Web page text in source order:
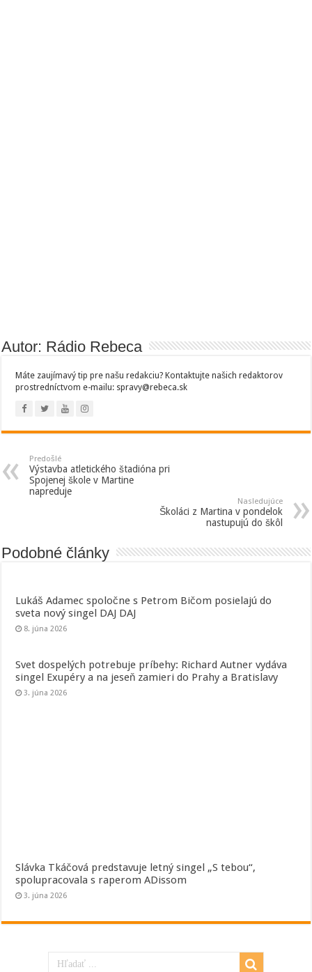
Autor: Rádio Rebeca
Máte zaujímavý tip pre našu redakciu? Kontaktujte našich redaktorov
prostredníctvom e-mailu: spravy@rebeca.sk
Predošlé
Výstavba atletického štadióna pri
Spojenej škole v Martine
napreduje
Nasledujúce
Školáci z Martina v pondelok
nastupujú do škôl
Podobné články
Lukáš Adamec spoločne s Petrom Bičom posielajú do
sveta nový singel DAJ DAJ
8. júna 2026
Svet dospelých potrebuje príbehy: Richard Autner vydáva
singel Exupéry a na jeseň zamieri do Prahy a Bratislavy
3. júna 2026
Slávka Tkáčová predstavuje letný singel „S tebou“,
spolupracovala s raperom ADissom
3. júna 2026